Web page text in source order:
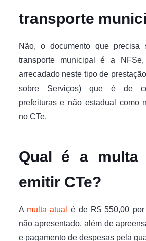
transporte
Não, o documento que precisa
transporte municipal é a
arrecadado neste tipo de
sobre Serviços) que é de
prefeituras e não estadual como
no CTe.
Qual é a multa
emitir CTe?
Amulta atual
é de R$ 550,00
não apresentado, além de
e pagamento de despesas pela